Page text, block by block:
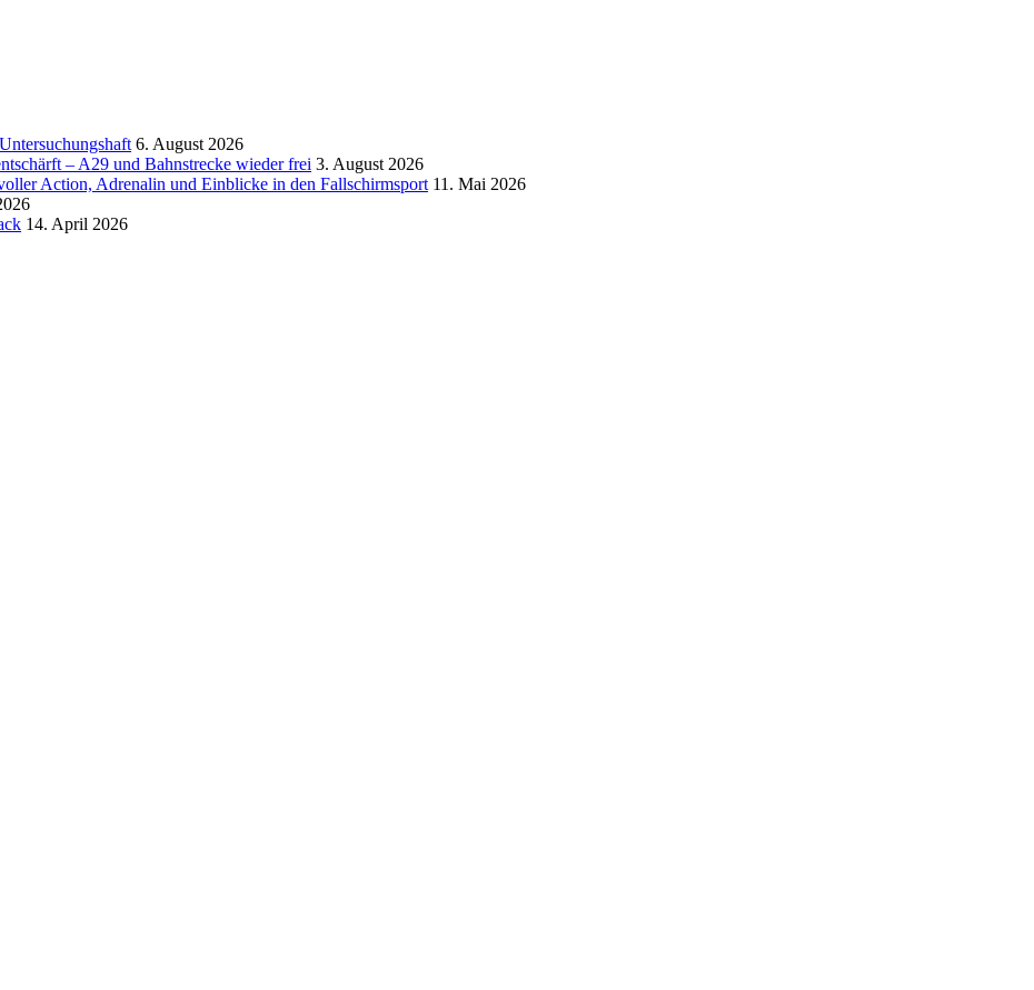
6. August 2026
– A29 und Bahnstrecke wieder frei 3. August 2026
Action, Adrenalin und Einblicke in den Fallschirmsport 11. Mai 2026
14. April 2026